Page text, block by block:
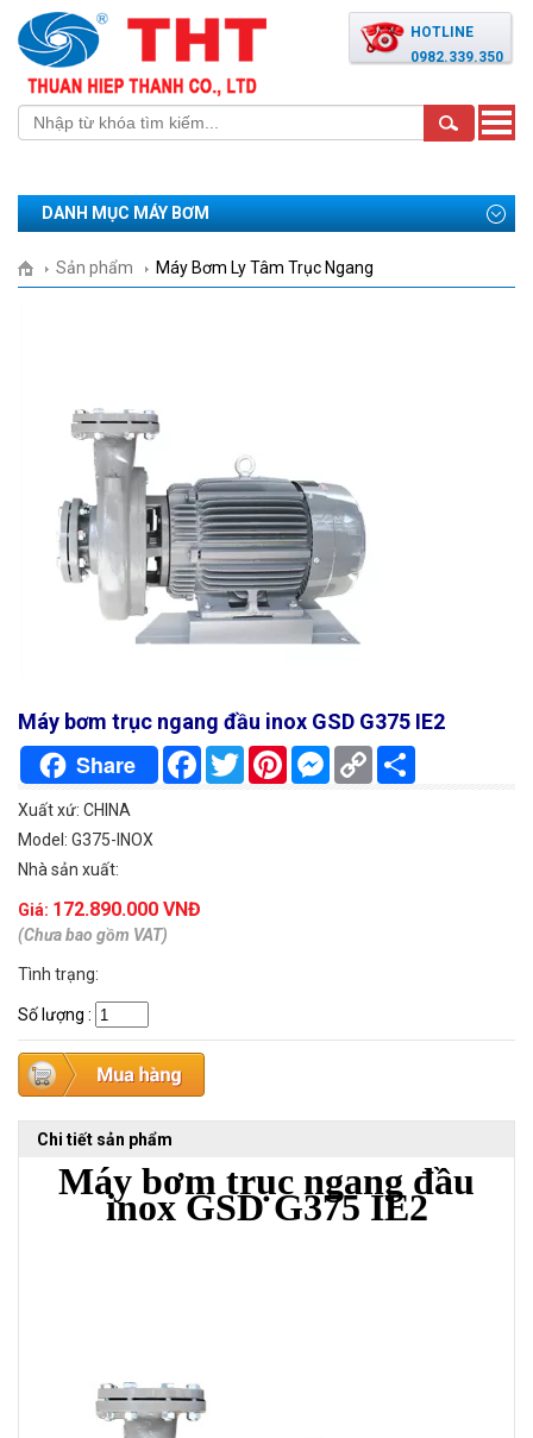
HOTLINE
0982.339.350
Toggle
DANH MỤC MÁY BƠM
Sản phẩm Máy Bơm Ly Tâm Trục Ngang
Máy bơm trục ngang đầu inox GSD G375 IE2
Share FacebookTwitterPinterestMessenger
Copy
Link
Xuất xứ: CHINA
Model: G375-INOX
Nhà sản xuất:
Giá: 172.890.000 VNĐ
(Chưa bao gồm VAT)
Tình trạng:
Số lượng :
Chi tiết sản phẩm
Máy bơm trục ngang đầu
inox GSD G375 IE2